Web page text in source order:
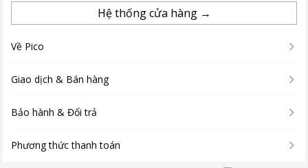
Hệ thống cửa hàng →
Về Pico
Giao dịch & Bán hàng
Bảo hành & Đổi trả
Phương thức thanh toán